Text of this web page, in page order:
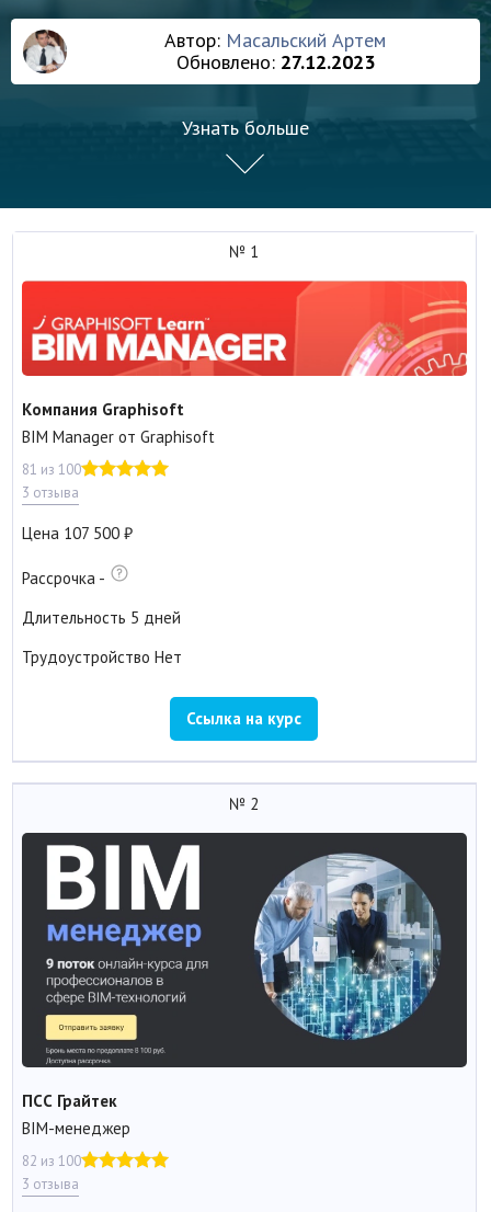
Автор: Масальский Артем
Обновлено: 27.12.2023
Узнать больше
№ 1
Компания Graphisoft
BIM Manager от Graphisoft
81 из 100
3 отзыва
Цена 107 500
Рассрочка -
Длительность 5 дней
Трудоустройство Нет
Ссылка на курс
№ 2
ПСС Грайтек
BIM-менеджер
82 из 100
3 отзыва